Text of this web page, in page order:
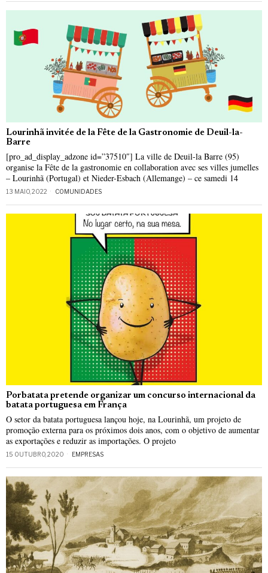
Lourinhã invitée de la Fête de la Gastronomie de Deuil-la-
Barre
[pro_ad_display_adzone id=”37510″] La ville de Deuil-la Barre (95)
organise la Fête de la gastronomie en collaboration avec ses villes jumelles
– Lourinhã (Portugal) et Nieder-Esbach (Allemange) – ce samedi 14
13 MAIO, 2022 COMUNIDADES
Porbatata pretende organizar um concurso internacional da
batata portuguesa em França
O setor da batata portuguesa lançou hoje, na Lourinhã, um projeto de
promoção externa para os próximos dois anos, com o objetivo de aumentar
as exportações e reduzir as importações. O projeto
15 OUTUBRO, 2020 EMPRESAS